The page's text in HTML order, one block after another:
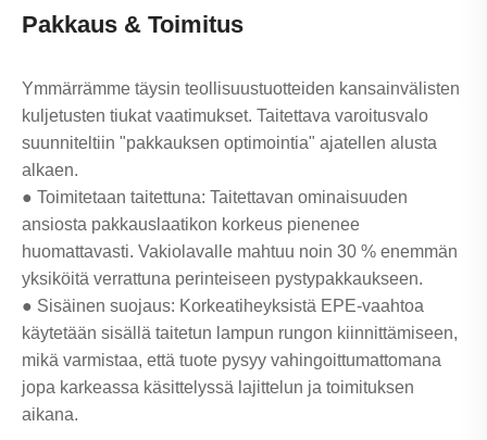
Pakkaus & Toimitus
Ymmärrämme täysin teollisuustuotteiden kansainvälisten
kuljetusten tiukat vaatimukset. Taitettava varoitusvalo
suunniteltiin "pakkauksen optimointia" ajatellen alusta
alkaen.
● Toimitetaan taitettuna: Taitettavan ominaisuuden
ansiosta pakkauslaatikon korkeus pienenee
huomattavasti. Vakiolavalle mahtuu noin 30 % enemmän
yksiköitä verrattuna perinteiseen pystypakkaukseen.
● Sisäinen suojaus: Korkeatiheyksistä EPE-vaahtoa
käytetään sisällä taitetun lampun rungon kiinnittämiseen,
mikä varmistaa, että tuote pysyy vahingoittumattomana
jopa karkeassa käsittelyssä lajittelun ja toimituksen
aikana.